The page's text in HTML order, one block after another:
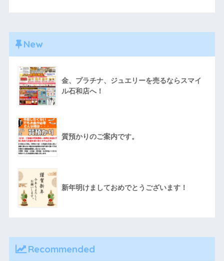
New
金、プラチナ、ジュエリーを売るならスマイ
ル石和店へ！
質預かりのご案内です。
新年明けましておめでとうございます！
Recommended